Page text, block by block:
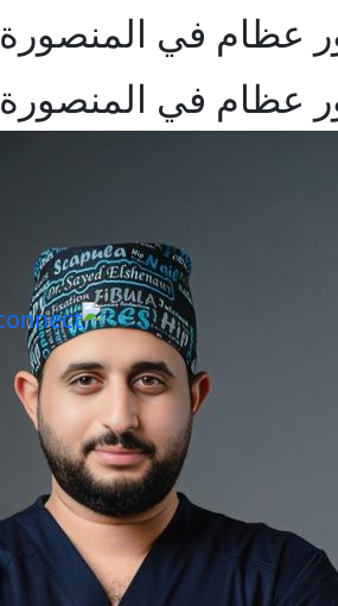
عظام في المنصورة
عظام في المنصورة